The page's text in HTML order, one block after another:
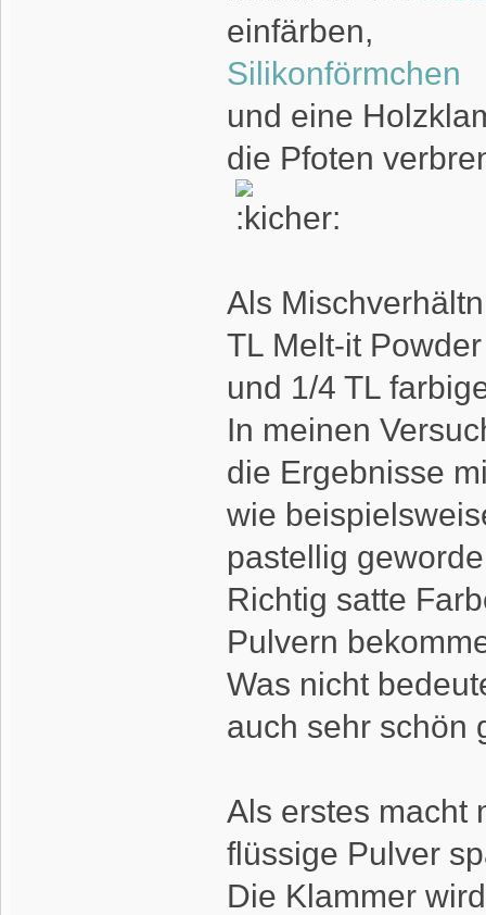
einfärben,
Silikonförmchen
und eine
die Pfoten
Als
TL Melt-it Powder
und 1/4 TL
In meinen
die Ergebnisse
wie
pastellig
Richtig satte
Pulvern
Was nicht
auch sehr schön
Als erstes macht
flüssige Pulver
Die Klammer